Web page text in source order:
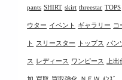
pants SHIRT skirt threestar TOPS
ウター イベント ギャラリー コ
ト スリースター トップス パン
ス レディース ワンピース 上出